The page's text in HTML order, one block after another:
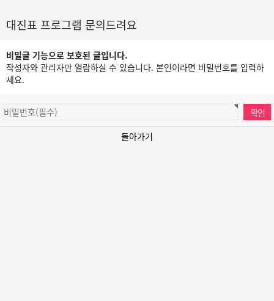
대진표 프로그램 문의드려요
비밀글 기능으로 보호된 글입니다.
작성자와 관리자만 열람하실 수 있습니다. 본인이라면 비밀번호를 입력하
세요.
돌아가기